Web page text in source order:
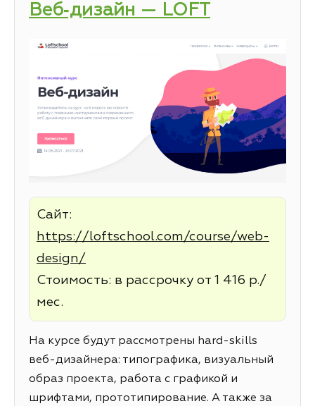
Веб‑дизайн — LOFT
Сайт:
https://loftschool.com/course/web-
design/
Стоимость: в рассрочку от 1 416 р./
мес.
На курсе будут рассмотрены hard-skills
веб-дизайнера: типографика, визуальный
образ проекта, работа с графикой и
шрифтами, прототипирование. А также за